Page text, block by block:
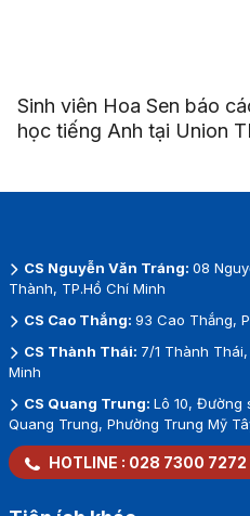
Sinh viên Hoa Sen báo
học tiếng Anh tại Union
CS Nguyễn Văn Tráng: 08
Thành, TP.Hồ Chí Minh
CS Cao Thắng: 93 Cao Thắng,
CS Thành Thái: 7/1 Thành
Minh
CS Quang Trung: Lô 10, Đường
Quang Trung, Phường Trung Mỹ
HOTLINE : 028 7300 7272